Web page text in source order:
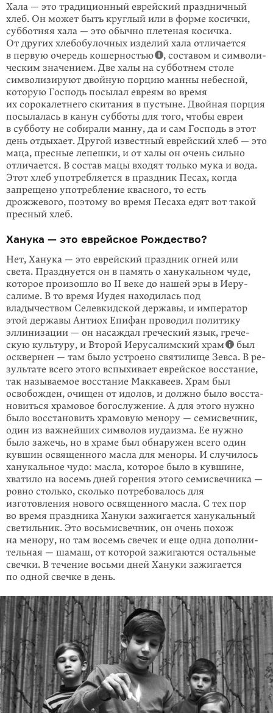
Хала — это традиционный еврейский праздничный
хлеб. Он может быть круглый или в форме косички,
субботняя хала — это обычно плетеная косичка.
От других хлебо­булочных изделий хала отличается
в первую очередь кошер­ностью
, составом и симво­ли­
ческим значением. Две халы на суббот­нем столе
символизируют двойную порцию манны небесной,
которую Господь посылал евреям во время
их сорокалетнего скитания в пустыне. Двойная порция
посы­лалась в канун субботы для того, чтобы евреи
в субботу не собирали манну, да и сам Господь в этот
день отдыхает. Другой известный еврейский хлеб — это
маца, пресные лепешки, и от халы он очень сильно
отличается. В состав мацы входят только мука и вода.
Этот хлеб употребляется в праздник Песах, когда
запрещено употреб­ление квасного, то есть
дрожжевого, поэтому во время Песаха едят вот такой
пресный хлеб.
Ханука — это еврейское Рождество?
Нет, Ханука — это еврейский праздник огней или
света. Празднуется он в па­мять о хану­кальном чуде,
которое произошло во II веке до нашей эры в Иеру­
салиме. В то время Иудея находилась под
владычеством Селев­кидской дер­жавы, и император
этой державы Антиох Епифан проводил политику
эллини­зации — он насаждал греческий язык, грече­
скую культуру, и Второй Иеруса­лимский храм
был
осквернен — там было устроено святилище Зевса. В ре­
зуль­­тате всего этого вспыхивает еврейское восстание,
так называе­мое восста­ние Маккавеев. Храм был
освобожден, очищен от идолов, и должно было восста­
новиться храмовое богослу­жение. А для этого нужно
было восста­новить храмовую менору — семисвечник,
один из важнейших символов иуда­изма. Ее нужно
было зажечь, но в храме был обнаружен всего один
кувшин освящен­ного масла для меноры. И случилось
ханукальное чудо: масла, которое было в кувшине,
хватило на восемь дней горения этого семисвеч­ника —
ровно столько, сколько потребо­валось для
изготовления нового освященного масла. С тех пор
во время праздника Хануки зажигается ханукальный
светильник. Это восьмисвечник, он очень похож
на менору, но там восемь свечек и еще одна дополни­
тельная — шамаш, от которой зажигаются остальные
свечки. В тече­ние восьми дней Хануки зажигается
по одной свечке в день.